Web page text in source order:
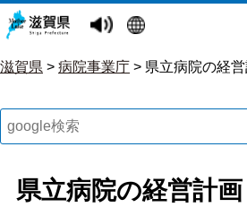
滋賀県 > 病院事業庁 > 県立病院の経
県立病院の経営計